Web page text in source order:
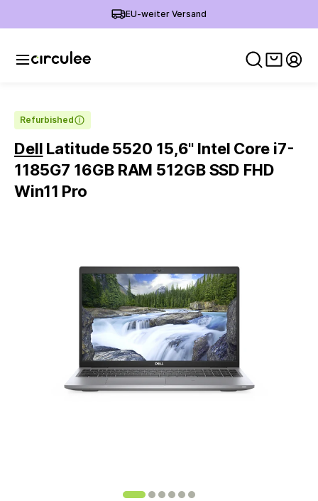
EU-weiter Versand
Refurbished
Dell Latitude 5520 15,6'' Intel Core i7-
1185G7 16GB RAM 512GB SSD FHD
Win11 Pro